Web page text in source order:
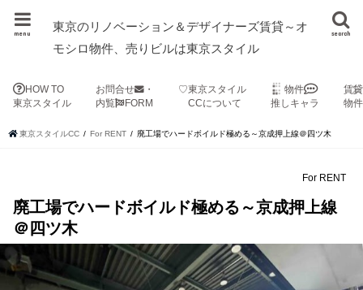
東京のリノベーション＆デザイナーズ賃貸～オ
モシロ物件、売りビルは東京スタイル
search
menu
HOW TO
東京スタイル
お問合せ
・
内覧
FORM
♡東京スタイル
CCについて
物件
推しキャラ
賃
物
東京スタイルCC For RENT 廃工場でハードボイルド極める～京成押上線＠四ツ木
For RENT
廃工場でハードボイルド極める～京成押上線
＠四ツ木